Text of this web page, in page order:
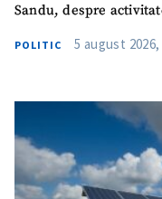
Sandu, despre
POLITIC 5 august 2026,